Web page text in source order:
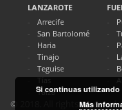
LANZAROTE
Arrecife
San Bartolomé
Haria
Tinajo
Teguise
Tías
Yaiza
© 2018. All rights
Si continuas utilizando
Más